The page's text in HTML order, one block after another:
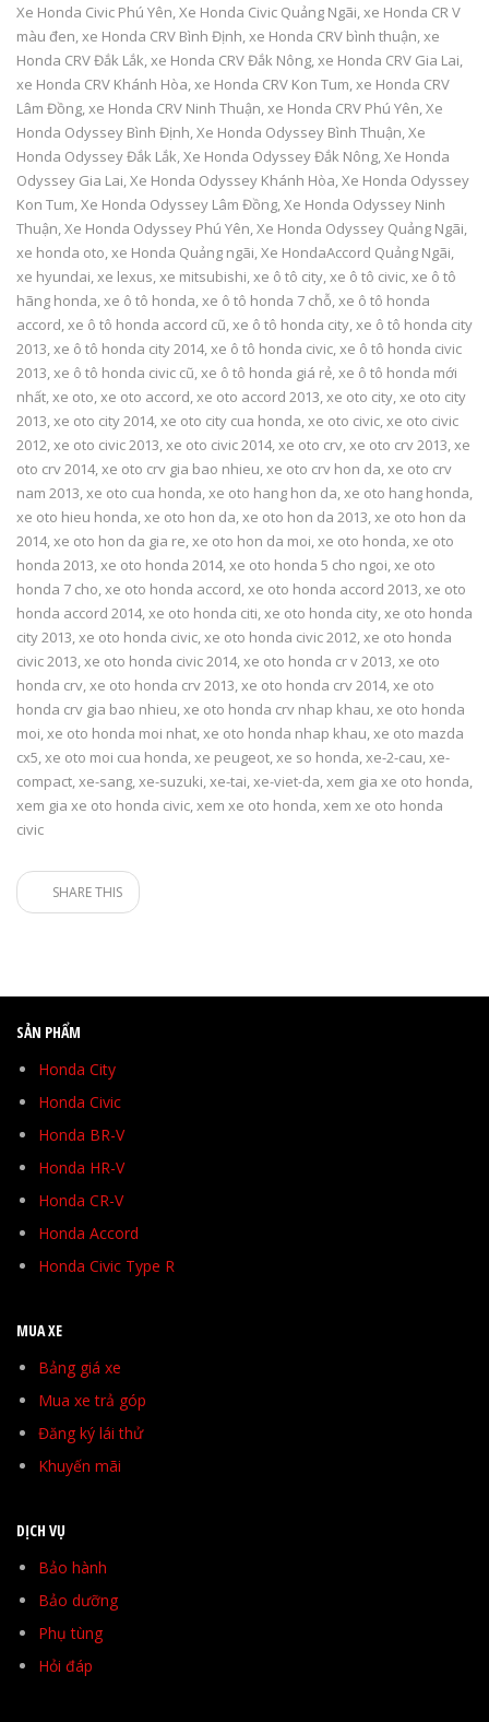
Xe Honda Civic Phú Yên,Xe Honda Civic Quảng Ngãi,xe Honda CR V
màu đen,xe Honda CRV Bình Định,xe Honda CRV bình thuận,xe
Honda CRV Đắk Lắk,xe Honda CRV Đắk Nông,xe Honda CRV Gia Lai,
xe Honda CRV Khánh Hòa,xe Honda CRV Kon Tum,xe Honda CRV
Lâm Đồng,xe Honda CRV Ninh Thuận,xe Honda CRV Phú Yên,Xe
Honda Odyssey Bình Định,Xe Honda Odyssey Bình Thuận,Xe
Honda Odyssey Đắk Lắk,Xe Honda Odyssey Đắk Nông,Xe Honda
Odyssey Gia Lai,Xe Honda Odyssey Khánh Hòa,Xe Honda Odyssey
Kon Tum,Xe Honda Odyssey Lâm Đồng,Xe Honda Odyssey Ninh
Thuận,Xe Honda Odyssey Phú Yên,Xe Honda Odyssey Quảng Ngãi,
xe honda oto,xe Honda Quảng ngãi,Xe HondaAccord Quảng Ngãi,
xe hyundai,xe lexus,xe mitsubishi,xe ô tô city,xe ô tô civic,xe ô tô
hãng honda,xe ô tô honda,xe ô tô honda 7 chỗ,xe ô tô honda
accord,xe ô tô honda accord cũ,xe ô tô honda city,xe ô tô honda city
2013,xe ô tô honda city 2014,xe ô tô honda civic,xe ô tô honda civic
2013,xe ô tô honda civic cũ,xe ô tô honda giá rẻ,xe ô tô honda mới
nhất,xe oto,xe oto accord,xe oto accord 2013,xe oto city,xe oto city
2013,xe oto city 2014,xe oto city cua honda,xe oto civic,xe oto civic
2012,xe oto civic 2013,xe oto civic 2014,xe oto crv,xe oto crv 2013,xe
oto crv 2014,xe oto crv gia bao nhieu,xe oto crv hon da,xe oto crv
nam 2013,xe oto cua honda,xe oto hang hon da,xe oto hang honda,
xe oto hieu honda,xe oto hon da,xe oto hon da 2013,xe oto hon da
2014,xe oto hon da gia re,xe oto hon da moi,xe oto honda,xe oto
honda 2013,xe oto honda 2014,xe oto honda 5 cho ngoi,xe oto
honda 7 cho,xe oto honda accord,xe oto honda accord 2013,xe oto
honda accord 2014,xe oto honda citi,xe oto honda city,xe oto honda
city 2013,xe oto honda civic,xe oto honda civic 2012,xe oto honda
civic 2013,xe oto honda civic 2014,xe oto honda cr v 2013,xe oto
honda crv,xe oto honda crv 2013,xe oto honda crv 2014,xe oto
honda crv gia bao nhieu,xe oto honda crv nhap khau,xe oto honda
moi,xe oto honda moi nhat,xe oto honda nhap khau,xe oto mazda
cx5,xe oto moi cua honda,xe peugeot,xe so honda,xe-2-cau,xe-
compact,xe-sang,xe-suzuki,xe-tai,xe-viet-da,xem gia xe oto honda,
xem gia xe oto honda civic,xem xe oto honda,xem xe oto honda
civic
SHARE THIS
SẢN PHẨM
Honda City
Honda Civic
Honda BR-V
Honda HR-V
Honda CR-V
Honda Accord
Honda Civic Type R
MUA XE
Bảng giá xe
Mua xe trả góp
Đăng ký lái thử
Khuyến mãi
DỊCH VỤ
Bảo hành
Bảo dưỡng
Phụ tùng
Hỏi đáp